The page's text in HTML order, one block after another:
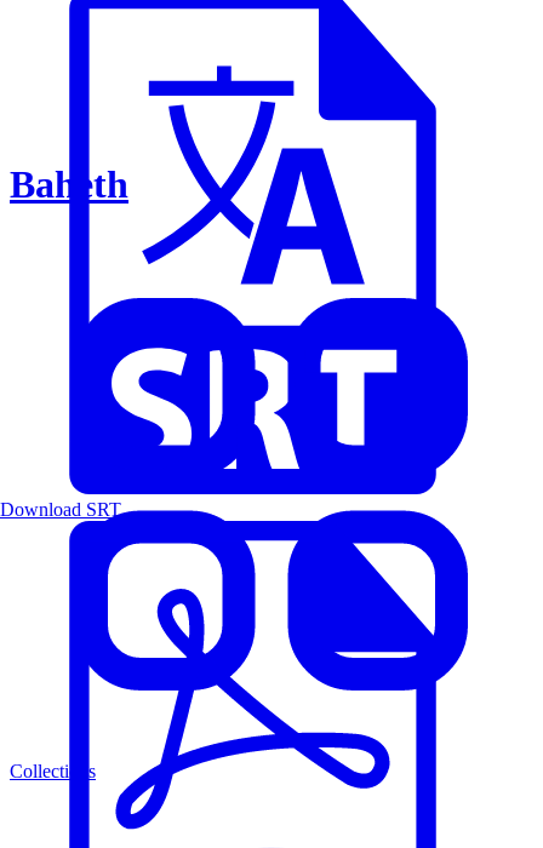
Baheth
Collections
Download SRT